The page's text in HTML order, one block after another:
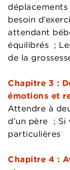
besoin
attendant
équilibrés ;
de la
Chapitre 3 :
émotions et
Attendre à
d’un père ;
particulières
Chapitre 4 :